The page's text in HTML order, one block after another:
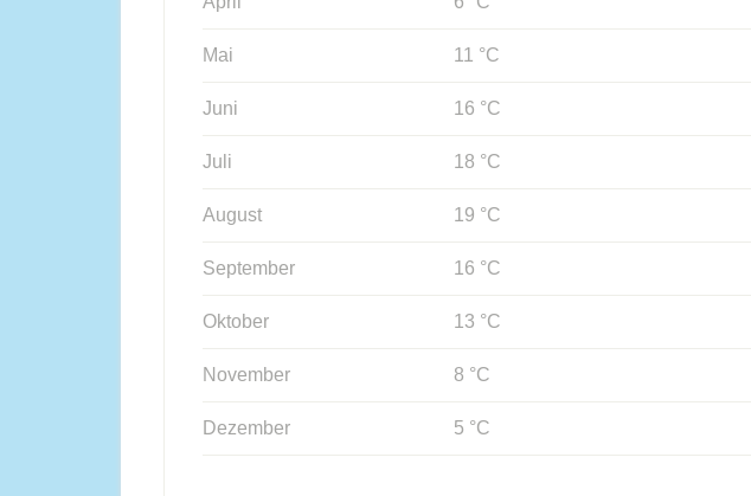
Mai 11 °C
Juni 16 °C
Juli 18 °C
August 19 °C
September 16 °C
Oktober 13 °C
November 8 °C
Dezember 5 °C